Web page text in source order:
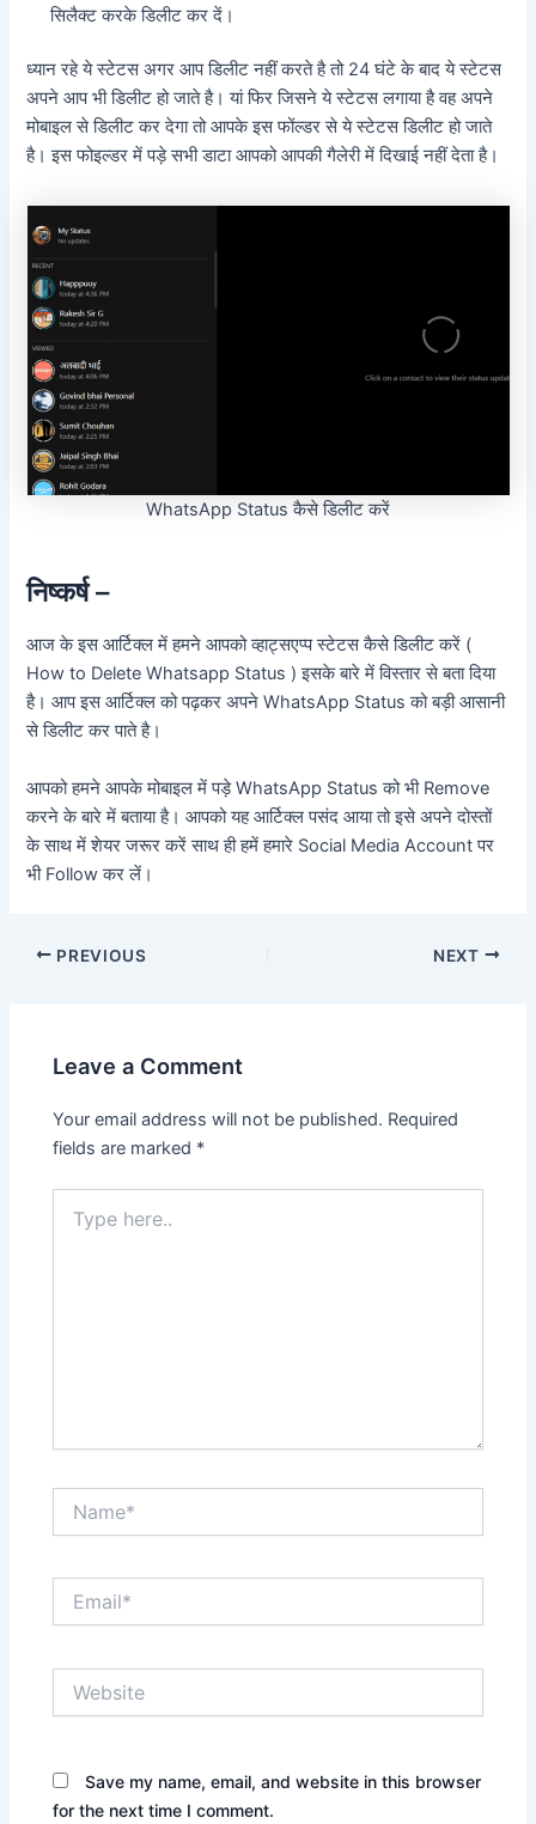
सिलैक्ट करके डिलीट कर दें।
ध्यान रहे ये स्टेटस अगर आप डिलीट नहीं करते है तो 24 घंटे के बाद ये स्टेटस
अपने आप भी डिलीट हो जाते है। यां फिर जिसने ये स्टेटस लगाया है वह अपने
मोबाइल से डिलीट कर देगा तो आपके इस फोंल्डर से ये स्टेटस डिलीट हो जाते
है। इस फोइल्डर में पड़े सभी डाटा आपको आपकी गैलेरी में दिखाई नहीं देता है।
WhatsApp Status कैसे डिलीट करें
निष्कर्ष –
आज के इस आर्टिक्ल में हमने आपको व्हाट्सएप्प स्टेटस कैसे डिलीट करें (
How to Delete Whatsapp Status ) इसके बारे में विस्तार से बता दिया
है। आप इस आर्टिक्ल को पढ़कर अपने WhatsApp Status को बड़ी आसानी
से डिलीट कर पाते है।
आपको हमने आपके मोबाइल में पड़े WhatsApp Status को भी Remove
करने के बारे में बताया है। आपको यह आर्टिक्ल पसंद आया तो इसे अपने दोस्तों
के साथ में शेयर जरूर करें साथ ही हमें हमारे Social Media Account पर
भी Follow कर लें।
PREVIOUS NEXT
Leave a Comment
Your email address will not be published. Required
fields are marked *
here..
Save my name, email, and website in this browser
for the next time I comment.